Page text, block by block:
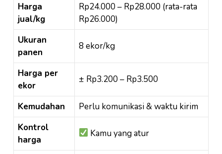
Harga
jual/kg
Rp24.000 – Rp28.000 (rata-rata
Rp26.000)
Ukuran
panen
8 ekor/kg
Harga per
ekor
± Rp3.200 – Rp3.500
Kemudahan
Perlu komunikasi & waktu kirim
Kontrol
harga
Kamu yang atur